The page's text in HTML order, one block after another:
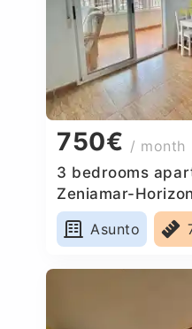
750€ / month
3 bedrooms
Zeniamar-
Spain
Asunto